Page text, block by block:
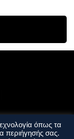
Χρήσης
όπως τα
περιήγησής σας.